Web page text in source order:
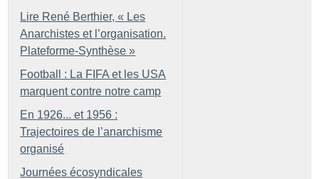
Lire René Berthier, « Les
Anarchistes et l’organisation.
Plateforme-Synthèse »
Football : La FIFA et les USA
marquent contre notre camp
En 1926... et 1956 :
Trajectoires de l’anarchisme
organisé
Journées écosyndicales